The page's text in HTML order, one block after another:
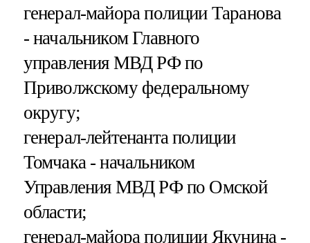
генерал-майора полиции Таранова
- начальником Главного
управления МВД РФ по
Приволжскому федеральному
округу;
генерал-лейтенанта полиции
Томчака - начальником
Управления МВД РФ по Омской
области;
генерал-майора полиции Якунина -